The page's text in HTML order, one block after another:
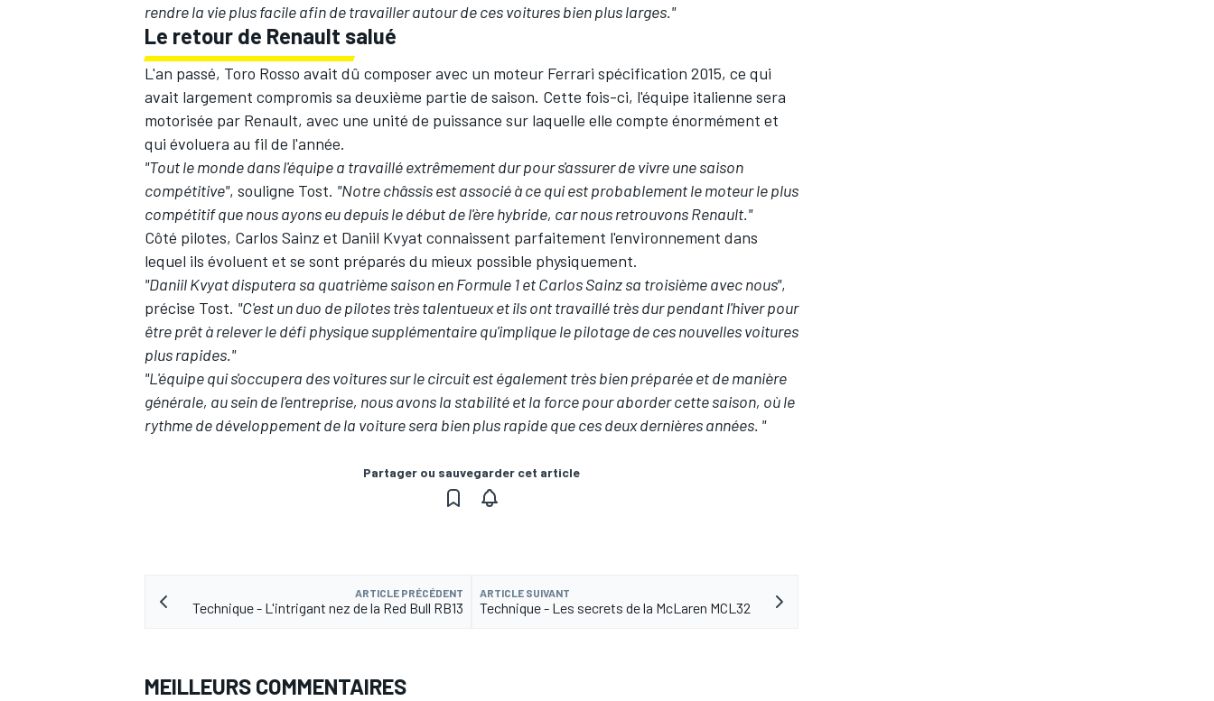
rendre la vie plus facile afin de travailler autour de ces voitures bien plus larges."
Le retour de Renault salué
L'an passé, Toro Rosso avait dû composer avec un moteur Ferrari spécification 2015, ce qui
avait largement compromis sa deuxième partie de saison. Cette fois-ci, l'équipe italienne sera
motorisée par Renault, avec une unité de puissance sur laquelle elle compte énormément et
qui évoluera au fil de l'année.
"Tout le monde dans l'équipe a travaillé extrêmement dur pour s'assurer de vivre une saison
compétitive", souligne Tost. "Notre châssis est associé à ce qui est probablement le moteur le plus
compétitif que nous ayons eu depuis le début de l'ère hybride, car nous retrouvons Renault."
Côté pilotes, Carlos Sainz et Daniil Kvyat connaissent parfaitement l'environnement dans
lequel ils évoluent et se sont préparés du mieux possible physiquement.
"Daniil Kvyat disputera sa quatrième saison en Formule 1 et Carlos Sainz sa troisième avec nous",
précise Tost. "C'est un duo de pilotes très talentueux et ils ont travaillé très dur pendant l'hiver pour
être prêt à relever le défi physique supplémentaire qu'implique le pilotage de ces nouvelles voitures
plus rapides."
"L'équipe qui s'occupera des voitures sur le circuit est également très bien préparée et de manière
générale, au sein de l'entreprise, nous avons la stabilité et la force pour aborder cette saison, où le
rythme de développement de la voiture sera bien plus rapide que ces deux dernières années. "
Partager ou sauvegarder cet article
ARTICLE PRÉCÉDENT
Technique - L'intrigant nez de la Red Bull RB13
ARTICLE SUIVANT
Technique - Les secrets de la McLaren MCL32
MEILLEURS COMMENTAIRES